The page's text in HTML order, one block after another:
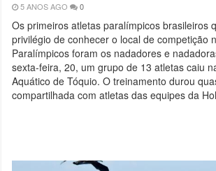
5 ANOS AGO 0
Os primeiros atletas paralímpicos brasileiros
privilégio de conhecer o local de competição
Paralímpicos foram os nadadores e
sexta-feira, 20, um grupo de 13 atletas caiu
Aquático de Tóquio. O treinamento durou
compartilhada com atletas das equipes da